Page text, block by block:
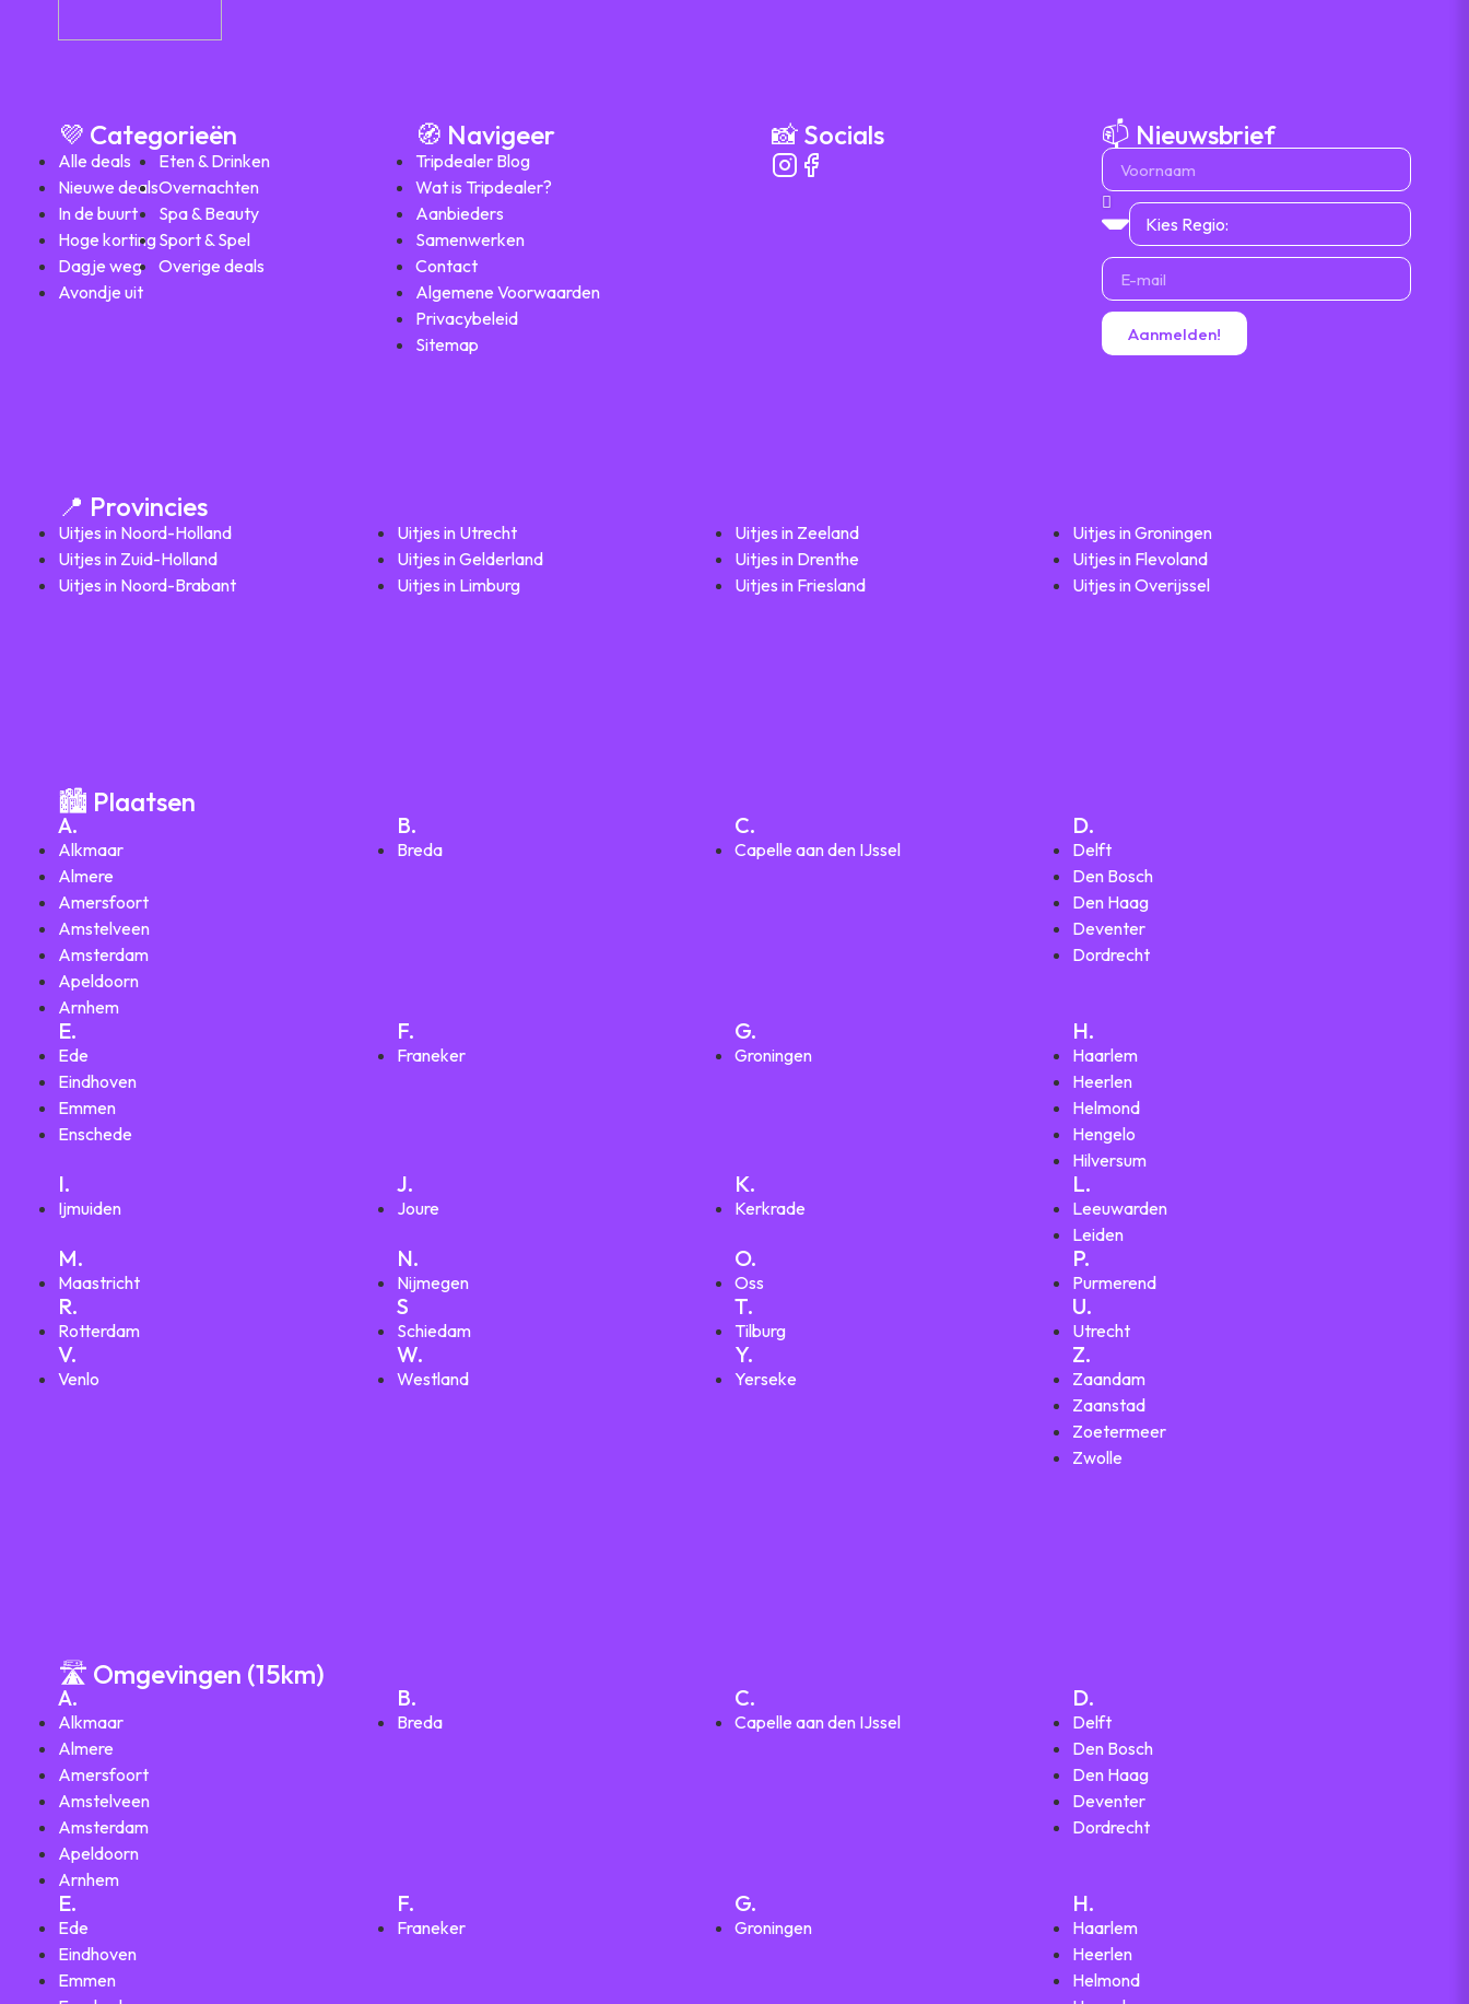
💜 Categorieën
Alle deals
Nieuwe deals
In de buurt
Hoge korting
Dagje weg
Avondje uit
Eten & Drinken
Overnachten
Spa & Beauty
Sport & Spel
Overige deals
🧭 Navigeer
Tripdealer Blog
Wat is Tripdealer?
Aanbieders
Samenwerken
Contact
Algemene Voorwaarden
Privacybeleid
Sitemap
📸 Socials 📫 Nieuwsbrief
Aanmelden!
📍 Provincies
Uitjes in Noord-Holland
Uitjes in Zuid-Holland
Uitjes in Noord-Brabant
Uitjes in Utrecht
Uitjes in Gelderland
Uitjes in Limburg
Uitjes in Zeeland
Uitjes in Drenthe
Uitjes in Friesland
Uitjes in Groningen
Uitjes in Flevoland
Uitjes in Overijssel
🏙️ Plaatsen
A.
Alkmaar
Almere
Amersfoort
Amstelveen
Amsterdam
Apeldoorn
Arnhem
B.
Breda
C.
Capelle aan den IJssel
D.
Delft
Den Bosch
Den Haag
Deventer
Dordrecht
E.
Ede
Eindhoven
Emmen
Enschede
F.
Franeker
G.
Groningen
H.
Haarlem
Heerlen
Helmond
Hengelo
Hilversum
I.
Ijmuiden
J.
Joure
K.
Kerkrade
L.
Leeuwarden
Leiden
M.
Maastricht
N.
Nijmegen
O.
Oss
P.
Purmerend
R.
Rotterdam
S
Schiedam
T.
Tilburg
U.
Utrecht
V.
Venlo
W.
Westland
Y.
Yerseke
Z.
Zaandam
Zaanstad
Zoetermeer
Zwolle
🛣️ Omgevingen (15km)
A.
Alkmaar
Almere
Amersfoort
Amstelveen
Amsterdam
Apeldoorn
Arnhem
B.
Breda
C.
Capelle aan den IJssel
D.
Delft
Den Bosch
Den Haag
Deventer
Dordrecht
E.
Ede
Eindhoven
Emmen
F.
Franeker
G.
Groningen
H.
Haarlem
Heerlen
Helmond